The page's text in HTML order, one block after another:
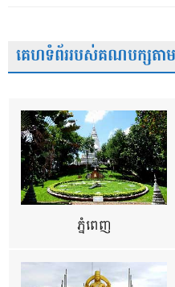
គេហទំព័ររបស់គណបក្សតាមប
ភ្នំពេញ